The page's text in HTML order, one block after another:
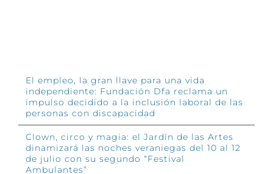
El empleo, la gran llave para una vida
independiente: Fundación Dfa reclama un
impulso decidido a la inclusión laboral de las
personas con discapacidad
Clown, circo y magia: el Jardín de las Artes
dinamizará las noches veraniegas del 10 al 12
de julio con su segundo “Festival
Ambulantes”